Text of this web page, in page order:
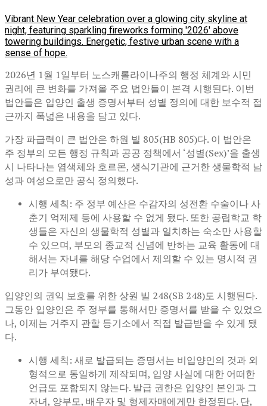
Vibrant New Year celebration over a glowing city skyline at
night, featuring sparkling fireworks forming '2026' above
towering buildings. Energetic, festive urban scene with a
sense of hope.
2026년 1월 1일부터 노스캐롤라이나주의 행정 체계와 시민
권리에 큰 변화를 가져올 주요 법안들이 본격 시행된다. 이번
법안들은 입양인 출생 증명서부터 성별 정의에 대한 보수적 접
근까지 폭넓은 내용을 담고 있다.
가장 파급력이 큰 법안은 하원 빌 805(HB 805)다. 이 법안은
주 정부의 모든 행정 규칙과 공공 정책에서 ‘성별(Sex)’을 출생
시 나타나는 염색체와 호르몬, 생식기관에 근거한 생물학적 남
성과 여성으로만 공식 정의했다.
시행 세칙: 주 정부 예산은 수감자의 성전환 수술이나 사
춘기 억제제 등에 사용할 수 없게 됐다. 또한 공립학교 학
생들은 자신의 생물학적 성별과 일치하는 숙소만 사용할
수 있으며, 부모의 종교적 신념에 반하는 교육 활동에 대
해서는 자녀를 해당 수업에서 제외할 수 있는 명시적 권
리가 부여됐다.
입양인의 권익 보호를 위한 상원 빌 248(SB 248)도 시행된다.
그동안 입양인은 주 정부를 통해서만 증명서를 받을 수 있었으
나, 이제는 거주지 관할 등기소에서 직접 발급받을 수 있게 됐
다.
시행 세칙: 새로 발급되는 증명서는 비입양인의 것과 외
형적으로 동일하게 제작되며, 입양 사실에 대한 어떠한
언급도 포함되지 않는다. 발급 권한은 입양인 본인과 그
자녀, 양부모, 배우자 및 형제자매에게만 한정된다. 단,